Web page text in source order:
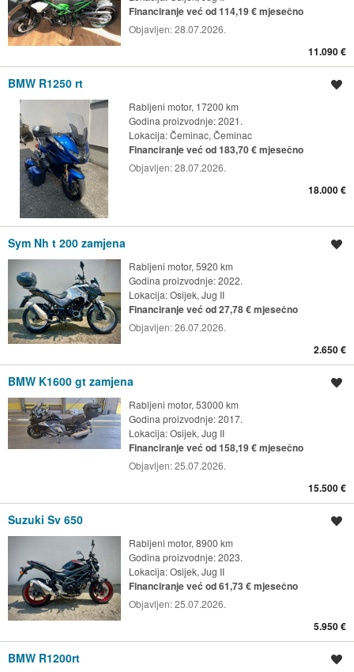
Financiranje već od 114,19 € mjesečno
Objavljen:28.07.2026.
11.090 €
BMW R1250 rt
Rabljeni motor, 17200 km
Godina proizvodnje: 2021.
Lokacija:Čeminac, Čeminac
Financiranje već od 183,70 € mjesečno
Objavljen:28.07.2026.
18.000 €
Sym Nh t 200 zamjena
Rabljeni motor, 5920 km
Godina proizvodnje: 2022.
Lokacija:Osijek, Jug II
Financiranje već od 27,78 € mjesečno
Objavljen:26.07.2026.
2.650 €
BMW K1600 gt zamjena
Rabljeni motor, 53000 km
Godina proizvodnje: 2017.
Lokacija:Osijek, Jug II
Financiranje već od 158,19 € mjesečno
Objavljen:25.07.2026.
15.500 €
Suzuki Sv 650
Rabljeni motor, 8900 km
Godina proizvodnje: 2023.
Lokacija:Osijek, Jug II
Financiranje već od 61,73 € mjesečno
Objavljen:25.07.2026.
5.950 €
BMW R1200rt